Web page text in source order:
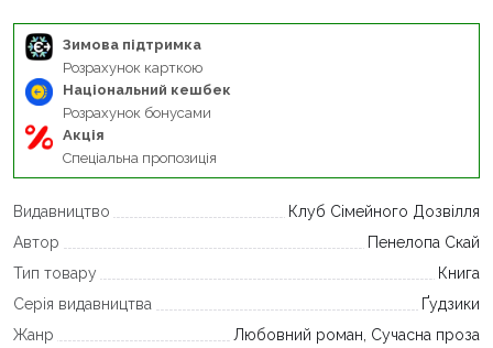
Зимова підтримка
Розрахунок карткою
Національний кешбек
Розрахунок бонусами
Акція
Спеціальна пропозиція
Видавництво
Клуб Сімейного Дозвілля
Автор
Пенелопа Скай
Тип товару
Книга
Серія видавництва
Ґудзики
Жанр
Любовний роман, Сучасна проза